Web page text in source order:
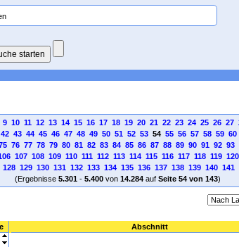
9 10 11 12 13 14 15 16 17 18 19 20 21 22 23 24 25 26 27
42 43 44 45 46 47 48 49 50 51 52 5354 55 56 57 58 59 60
76 77 78 79 80 81 82 83 84 85 86 87 88 89 90 91 92 93
107 108 109 110 111 112 113 114 115 116 117 118 119 120
128 129 130 131 132 133 134 135 136 137 138 139 140 141
(Ergebnisse 5.301- 5.400von 14.284auf Seite 54 von 143)
Abschnitt